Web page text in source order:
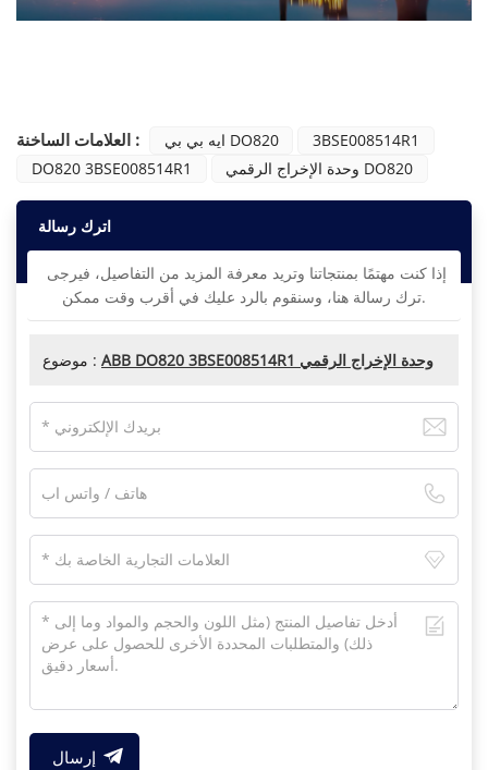
اتصل بنا
العلامات الساخنة : ايه بي بي DO820
3BSE008514R1
DO820 3BSE008514R1
وحدة الإخراج الرقمي DO820
اترك رسالة
ترك رسالة هنا، وسنقوم بالرد عليك في أقرب وقت ممكن.
موضوع : ABB DO820 3BSE008514R1 وحدة الإخراج الرقمي
إرسال